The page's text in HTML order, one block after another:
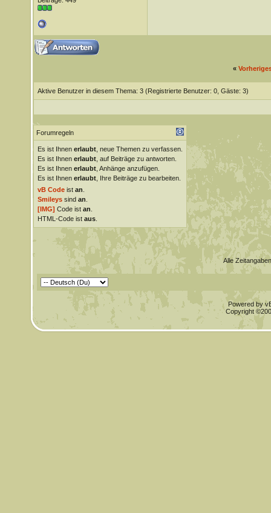
«
Aktive Benutzer in diesem Thema: 3 (Registrierte Benutzer: 0, Gäste: 3)
Forumregeln
Es ist Ihnen erlaubt, neue Themen zu verfassen.
Es ist Ihnen erlaubt, auf Beiträge zu antworten.
Es ist Ihnen erlaubt, Anhänge anzufügen.
Es ist Ihnen erlaubt, Ihre Beiträge zu bearbeiten.
vB Codeist an
Smileyssind an
[IMG] Code ist an
HTML-Code ist aus.
Alle
Powered by
Copyright